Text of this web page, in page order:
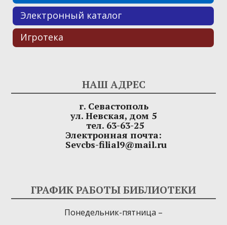
Электронный каталог
Игротека
НАШ АДРЕС
г. Севастополь
ул. Невская, дом 5
тел. 63-63-25
Электронная почта:
Sevcbs-filial9@mail.ru
ГРАФИК РАБОТЫ БИБЛИОТЕКИ
Понедельник-пятница –